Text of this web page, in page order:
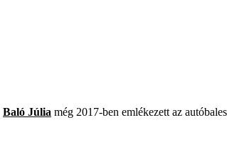
Baló Júlia még 2017-ben emlékezett az